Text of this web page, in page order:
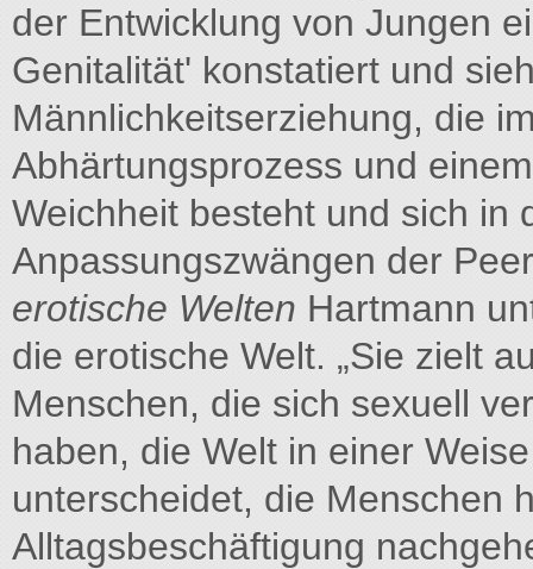
der Entwicklung von Jungen
Genitalität' konstatiert und
Männlichkeitserziehung, die
Abhärtungsprozess und
Weichheit besteht und sich in
Anpassungszwängen der
erotische Welten Hartmann
die erotische Welt. „Sie zielt
Menschen, die sich sexuell
haben, die Welt in einer
unterscheidet, die Menschen
Alltagsbeschäftigung